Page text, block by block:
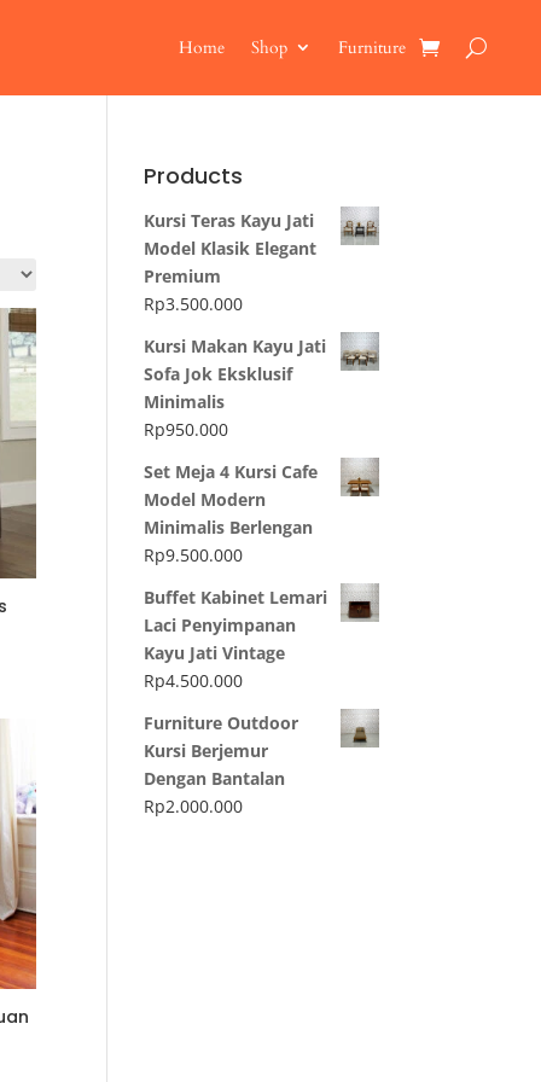
Home Shop Furniture
Products
Kursi Teras Kayu Jati
Model Klasik Elegant
Premium
Rp3.500.000
Kursi Makan Kayu Jati
Sofa Jok Eksklusif
Minimalis
Rp950.000
Set Meja 4 Kursi Cafe
Model Modern
Minimalis Berlengan
Rp9.500.000
Buffet Kabinet Lemari
Laci Penyimpanan
Kayu Jati Vintage
Rp4.500.000
Furniture Outdoor
Kursi Berjemur
Dengan Bantalan
Rp2.000.000